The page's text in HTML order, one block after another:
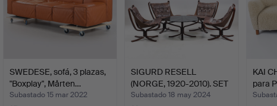
SWEDESE, sofá, 3 plazas,
"Boxplay", Mårten…
Subastado 15 mar 2022
SIGURD RESELL
(NORGE, 1920-2010). SET
DE M…
Subastado 18 may 2024
KAI
para